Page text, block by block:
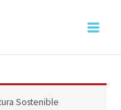
Main
Sostenible